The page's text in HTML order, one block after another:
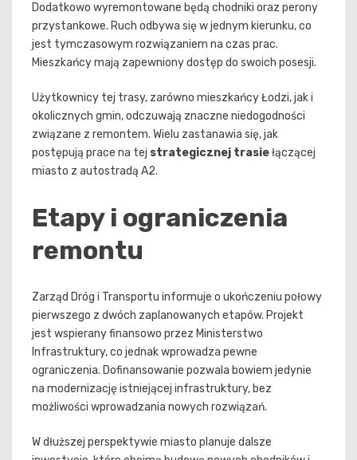
Dodatkowo wyremontowane będą chodniki oraz perony
przystankowe. Ruch odbywa się w jednym kierunku, co
jest tymczasowym rozwiązaniem na czas prac.
Mieszkańcy mają zapewniony dostęp do swoich posesji.
Użytkownicy tej trasy, zarówno mieszkańcy Łodzi, jak i
okolicznych gmin, odczuwają znaczne niedogodności
związane z remontem. Wielu zastanawia się, jak
postępują prace na tej strategicznej trasiełączącej
miasto z autostradą A2.
Etapy i ograniczenia
remontu
Zarząd Dróg i Transportu informuje o ukończeniu połowy
pierwszego z dwóch zaplanowanych etapów. Projekt
jest wspierany finansowo przez Ministerstwo
Infrastruktury, co jednak wprowadza pewne
ograniczenia. Dofinansowanie pozwala bowiem jedynie
na modernizację istniejącej infrastruktury, bez
możliwości wprowadzania nowych rozwiązań.
W dłuższej perspektywie miasto planuje dalsze